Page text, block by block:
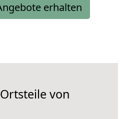
erhalten
von